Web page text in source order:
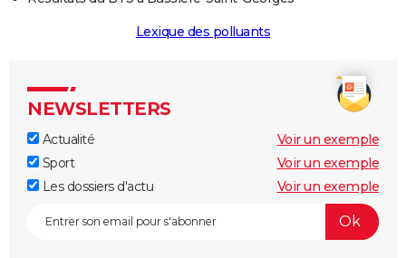
Lexique des polluants
NEWSLETTERS
Actualité
Voir un exemple
Sport
Voir un exemple
Les dossiers d'actu
Voir un exemple